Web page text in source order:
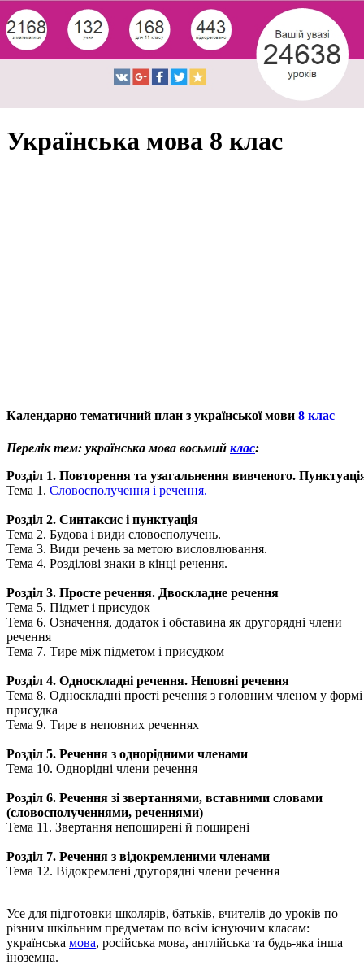
Українська мова 8 клас
Календарно тематичний план з української мови 8 клас
Перелік тем: українська мова восьмий клас:
Розділ 1. Повторення та узагальнення вивченого.
Тема 1. Словосполучення і речення.
Розділ 2. Синтаксис і пунктуація
Тема 2. Будова і види словосполучень.
Тема 3. Види речень за метою висловлювання.
Тема 4. Розділові знаки в кінці речення.
Розділ 3. Просте речення. Двоскладне речення
Тема 5. Підмет і присудок
Тема 6. Означення, додаток і обставина як другорядні члени
речення
Тема 7. Тире між підметом і присудком
Розділ 4. Односкладні речення. Неповні речення
Тема 8. Односкладні прості речення з головним членом у формі
присудка
Тема 9. Тире в неповних реченнях
Розділ 5. Речення з однорідними членами
Тема 10. Однорідні члени речення
Розділ 6. Речення зі звертаннями, вставними словами
(словосполученнями, реченнями)
Тема 11. Звертання непоширені й поширені
Розділ 7. Речення з відокремленими членами
Тема 12. Відокремлені другорядні члени речення
Усе для підготовки школярів, батьків, вчителів до уроків по
різним шкільним предметам по всім існуючим класам:
українська мова, російська мова, англійська та будь-яка інша
іноземна.